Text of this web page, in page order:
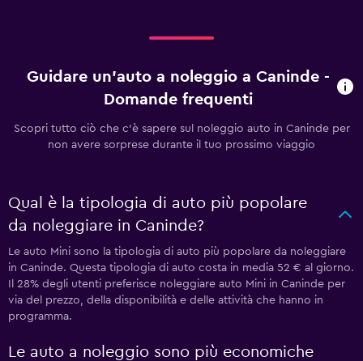
Guidare un'auto a noleggio a Caninde -
Domande frequenti
Scopri tutto ciò che c'è sapere sul noleggio auto in Caninde per
non avere sorprese durante il tuo prossimo viaggio
Qual è la tipologia di auto più popolare
da noleggiare in Caninde?
Le auto Mini sono la tipologia di auto più popolare da noleggiare
in Caninde. Questa tipologia di auto costa in media 52 € al giorno.
Il 28% degli utenti preferisce noleggiare auto Mini in Caninde per
via del prezzo, della disponibilità e delle attività che hanno in
programma.
Le auto a noleggio sono più economiche